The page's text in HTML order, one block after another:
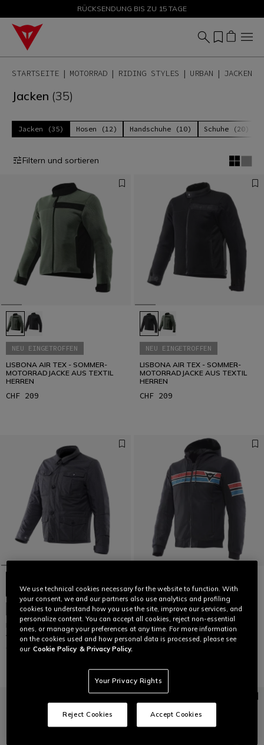
SALE BIS ZU -50 % – JETZT SHOPPEN
RÜCKSENDUNG BIS ZU 15 TAGE
STARTSEITE MOTORRAD RIDING STYLES URBAN JACKEN
Jacken (35)
Jacken (35) Hosen (12) Handschuhe (10) Schuhe (20)
Filtern und sortieren
NEU EINGETROFFEN
LISBONA AIR TEX - SOMMER-
MOTORRADJACKE AUS TEXTIL
HERREN
CHF 209
NEU EINGETROFFEN
LISBONA AIR TEX - SOMMER-
MOTORRADJACKE AUS TEXTIL
HERREN
CHF 209
NEU EINGETROFFEN
MARVILA TEX - MOTORRADJACKE
AUS TEXTIL HERREN
CHF 289
VINTEDGE AIR TEX - SOMMER-
MOTORRADJACKE AUS MESH-
TEXTIL HERREN
We use technical cookies necessary for the website to function. With
your consent, we and our partners also use analytics and profiling
cookies to understand how you use the site, improve our services, and
personalize content. You can accept all cookies, reject non-essential
ones, or manage your preferences at any time. For more information
on the cookies used and how personal data is processed, please see
our Cookie Policy & Privacy Policy.
Your Privacy Rights
Reject Cookies Accept Cookies